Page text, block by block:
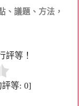
、議題、方法，
評等！
評等: 0]